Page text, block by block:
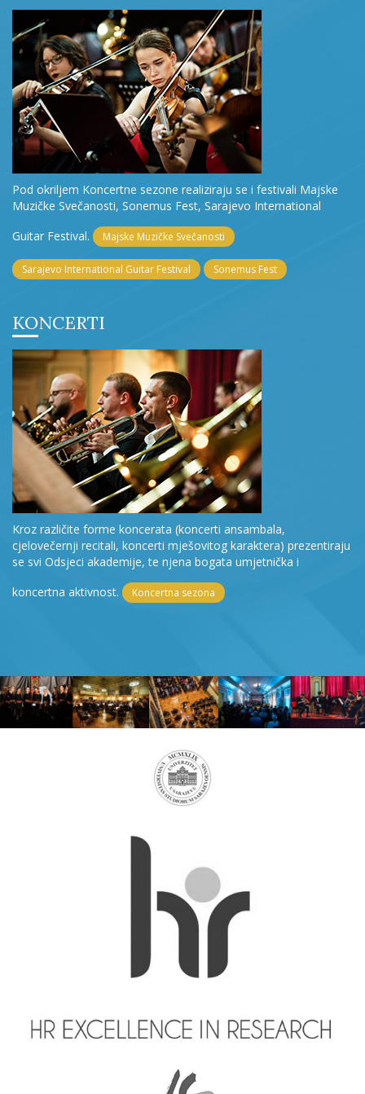
Pod okriljem Koncertne sezone realiziraju se i festivali Majske
Muzičke Svečanosti, Sonemus Fest, Sarajevo International
Guitar Festival.
Majske Muzičke Svečanosti
Sarajevo International Guitar Festival Sonemus Fest
KONCERTI
Kroz različite forme koncerata (koncerti ansambala,
cjelovečernji recitali, koncerti mješovitog karaktera) prezentiraju
se svi Odsjeci akademije, te njena bogata umjetnička i
koncertna aktivnost.
Koncertna sezona